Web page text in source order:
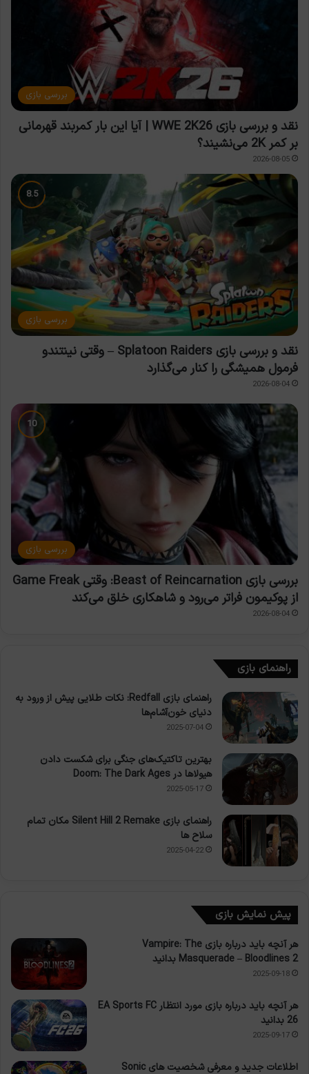
بررسی بازی
نقد و بررسی بازی WWE 2K26 | آیا این بار کمربند قهرمانی
بر کمر 2K می‌نشیند؟
2026-08-05
بررسی بازی
نقد و بررسی بازی Splatoon Raiders – وقتی نینتندو
فرمول همیشگی را کنار می‌گذارد
2026-08-04
بررسی بازی
بررسی بازی Beast of Reincarnation: وقتی Game Freak
از پوکیمون فراتر می‌رود و شاهکاری خلق می‌کند
2026-08-04
راهنمای بازی
راهنمای بازی Redfall: نکات طلایی پیش از ورود به
دنیای خون‌آشام‌ها
2025-07-04
بهترین تاکتیک‌های جنگی برای شکست دادن
هیولاها در Doom: The Dark Ages
2025-05-17
راهنمای بازی Silent Hill 2 Remake مکان تمام
سلاح ها
2025-04-22
پیش نمایش بازی
هر آنچه باید درباره بازی Vampire: The
Masquerade – Bloodlines 2 بدانید
2025-09-18
هر آنچه باید درباره بازی مورد انتظار EA Sports FC
26 بدانید
2025-09-17
اطلاعات جدید و معرفی شخصیت های Sonic